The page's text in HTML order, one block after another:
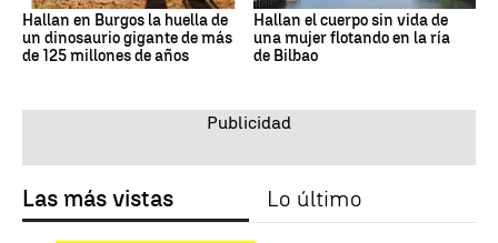
Hallan en Burgos la huella de
un dinosaurio gigante de más
de 125 millones de años
Hallan el cuerpo sin vida de
una mujer flotando en la ría
de Bilbao
Las más vistas Lo último